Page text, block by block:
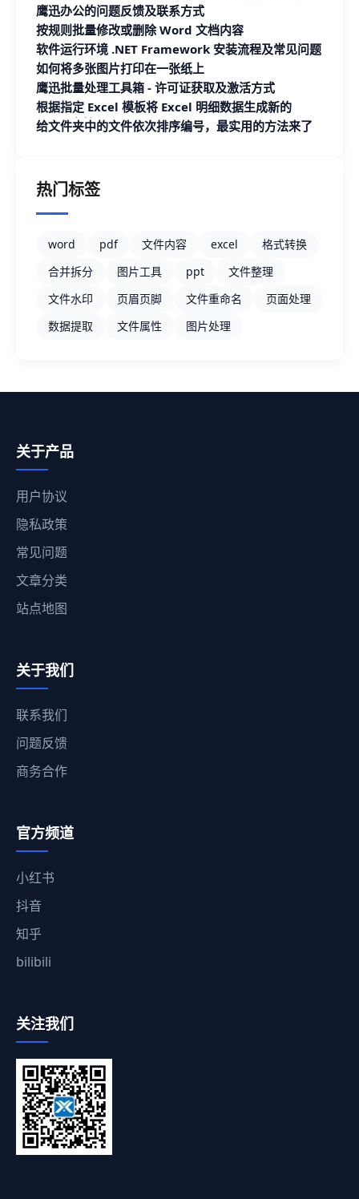
鹰迅办公的问题反馈及联系方式
按规则批量修改或删除 Word 文档内容
软件运行环境 .NET Framework 安装流程及常见问题
如何将多张图片打印在一张纸上
鹰迅批量处理工具箱 - 许可证获取及激活方式
根据指定 Excel 模板将 Excel 明细数据生成新的
Excel 文档
给文件夹中的文件依次排序编号，最实用的方法来了
热门标签
word pdf 文件内容 excel
格式转换
合并拆分
图片工具 ppt
文件整理
文件水印
页眉页脚 文件重命名
页面处理
数据提取
文件属性 图片处理
关于产品
用户协议
隐私政策
常见问题
文章分类
站点地图
关于我们
联系我们
问题反馈
商务合作
官方频道
小红书
抖音
知乎
bilibili
关注我们